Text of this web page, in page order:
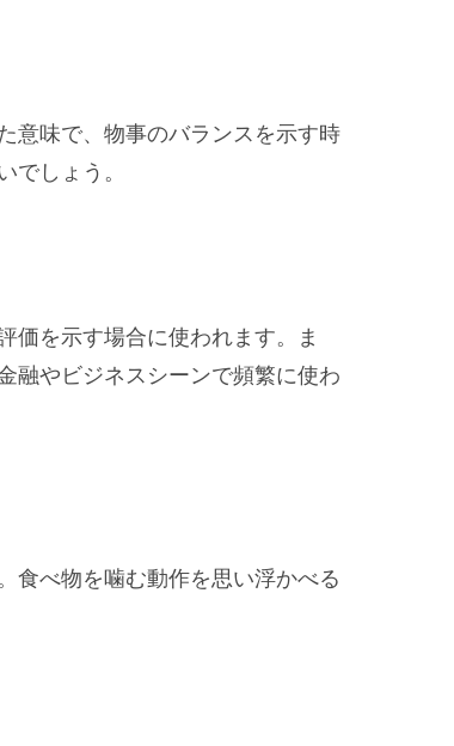
意味で、物事のバランスを示す時
でしょう。
価を示す場合に使われます。ま
融やビジネスシーンで頻繁に使わ
食べ物を噛む動作を思い浮かべる